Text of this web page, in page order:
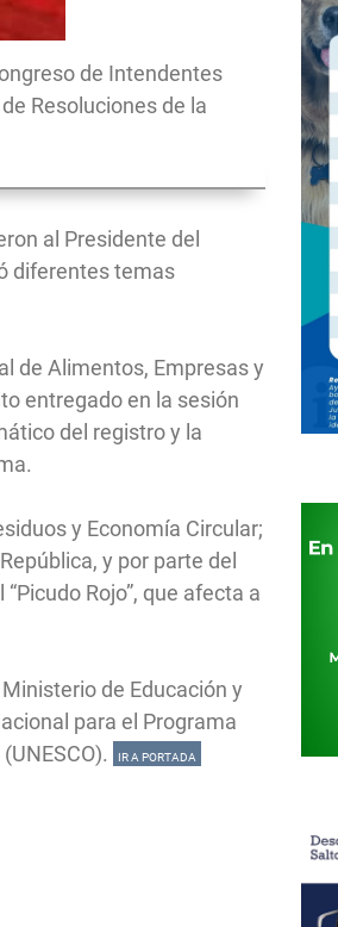
de Intendentes
Resoluciones de la
al Presidente del
diferentes temas
de Alimentos, Empresas y
entregado en la sesión
del registro y la
y Economía Circular;
y por parte del
Rojo”, que afecta a
de Educación y
para el Programa
IR A PORTADA